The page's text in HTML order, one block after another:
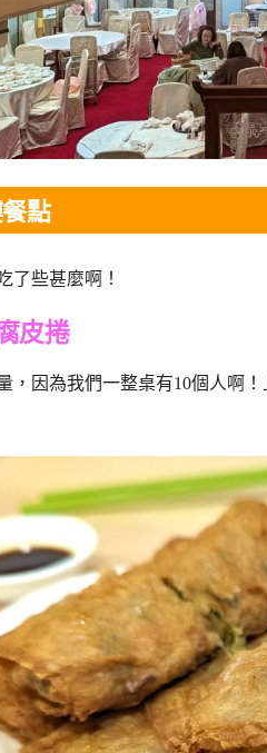
點
了些甚麼啊！
皮捲
，因為我們一整桌有10個人啊